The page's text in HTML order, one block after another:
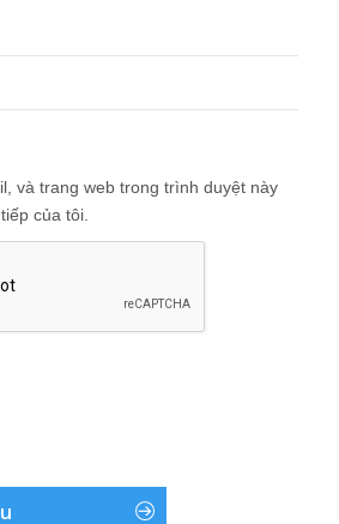
và trang web trong trình duyệt này
của tôi.